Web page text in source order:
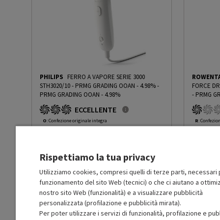
Stiratura a secco
Sistema autopulente
Numero fori piastra 7
Serbatoio estraibile Sì
PHILIPS FERRO A VAPORE SERIE 3000
STH3020/10 - PRMG GRADING OOAN - 4.98%-
PRMG GRADING OOAN - 4.98%
ECCELLENTE
O: Confezione originale integra
O: Accessori principali presenti
Prodotto Nuovo 30.49 -4.98%
Ricondizionato Prezzo ridotto da
28.97a-29.99%
In Promozione 20.28
Aggiungi al carrello
FORCE
- PRMG
R:
O:
In
Rispettiamo la tua privacy
Utilizziamo cookies, compresi quelli di terze parti, necessari
funzionamento del sito Web (tecnici) o che ci aiutano a
nostro sito Web (funzionalità) e a visualizzare pubblicità
personalizzata (profilazione e pubblicità mirata).
Per poter utilizzare i servizi di funzionalità, profilazione e